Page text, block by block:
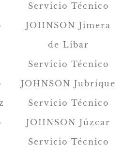
Servicio Técnico
JOHNSON Jimera
de Líbar
Servicio Técnico
JOHNSON Jubrique
Servicio Técnico
JOHNSON Júzcar
Servicio Técnico